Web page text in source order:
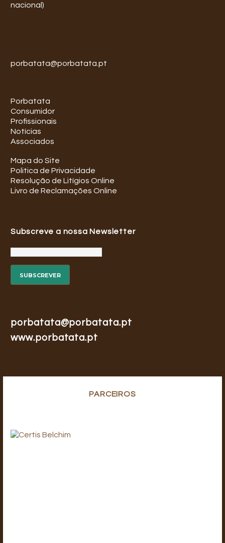
nacional)
porbatata@porbatata.pt
Porbatata
Consumidor
Profissionais
Notícias
Associados
Mapa do Site
Politica de Privacidade
Resolução de Litígios Online
Livro de Reclamações Online
Subscreve a nossa Newsletter
porbatata@porbatata.pt
www.porbatata.pt
PARCEIROS